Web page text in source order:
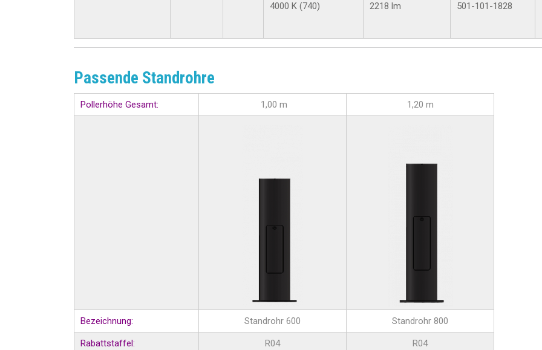
4000 K (740)
2218 lm
501-101-1828
Passende Standrohre
Pollerhöhe Gesamt: 1,00 m 1,20 m
Bezeichnung: Standrohr 600 Standrohr 800
Rabattstaffel: R04 R04